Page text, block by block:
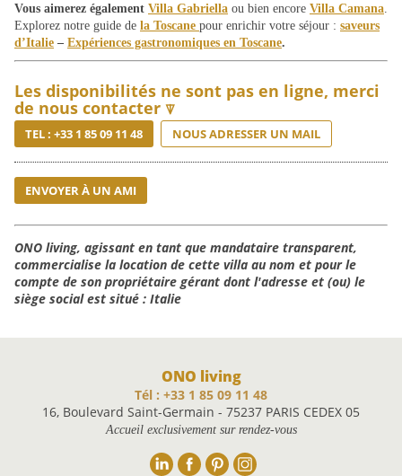
Vous aimerez également Villa Gabriella ou bien encore Villa Camana
Explorez notre guide de la Toscane pour enrichir votre séjour : saveurs
d’Italie – Expériences gastronomiques en Toscane.
Les disponibilités ne sont pas en ligne, merci
de nous contacter ⍒
TEL : +33 1 85 09 11 48 NOUS ADRESSER UN MAIL
ENVOYER À UN AMI
ONO living, agissant en tant que mandataire transparent,
commercialise la location de cette villa au nom et pour le
compte de son propriétaire gérant dont l'adresse et (ou) le
siège social est situé : Italie
ONO living
Tél : +33 1 85 09 11 48
16, Boulevard Saint-Germain - 75237 PARIS CEDEX 05
Accueil exclusivement sur rendez-vous
Linkedin